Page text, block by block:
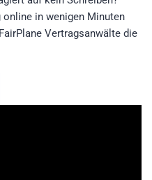
online in wenigen Minuten
Vertragsanwälte die